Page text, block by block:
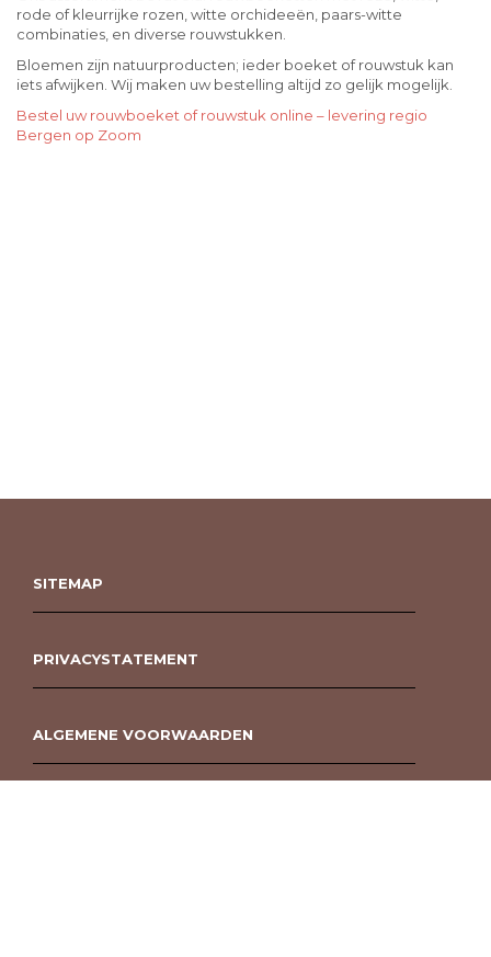
rode of kleurrijke rozen, witte orchideeën, paars-witte
combinaties, en diverse rouwstukken.
Bloemen zijn natuurproducten; ieder boeket of rouwstuk kan
iets afwijken. Wij maken uw bestelling altijd zo gelijk mogelijk.
Bestel uw rouwboeket of rouwstuk online – levering regio
Bergen op Zoom
SITEMAP
PRIVACYSTATEMENT
ALGEMENE VOORWAARDEN